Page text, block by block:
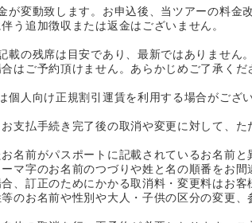
が変動致します。お申込後、当ツアーの料金
う追加徴収または返金はございません。
載の残席は目安であり、最新ではありません
はご予約頂けません。あらかじめご了承くだ
人向け正規割引運賃を利用する場合がござい
支払手続き完了後の取消や変更に対して、た
名前がパスポートに記載されているお名前と
マ字のお名前のつづりや姓と名の順番をお間
、訂正のためにかかる取消料・変更料はお客
のお名前や性別や大人・子供の区分の変更、